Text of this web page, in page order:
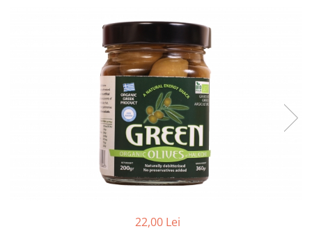
FĂINĂ FĂRĂ GLUTEN
BĂUTURI / LAPTE VEGETAL
CREME ȘI PASTE TARTINABILE
22,00 Lei